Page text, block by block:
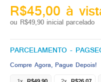
R$45,00 à
ou R$49,90 inicial parcelado
PARCELAMENTO -
Compre Agora, Pague Depois!